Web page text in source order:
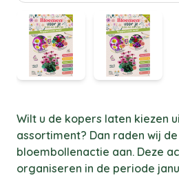
Wilt u de kopers laten kiezen
assortiment? Dan raden wij
bloembollenactie aan. Deze
organiseren in de periode